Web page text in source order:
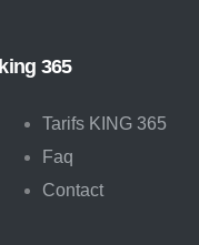
king 365
Tarifs KING 365
Faq
Contact